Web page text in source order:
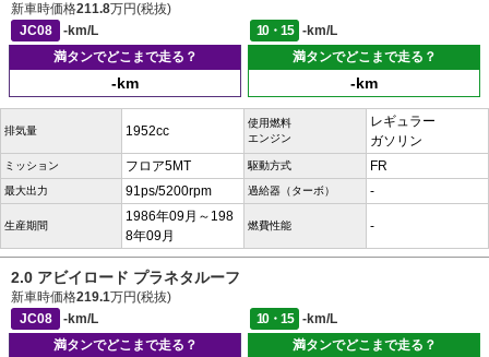
新車時価格211.8万円(税抜)
JC08
-km/L 10・15
-km/L
満タンでどこまで走る？
-km
満タンでどこまで走る？
-km
排気量 1952cc
使用燃料
エンジン
レギュラー
ガソリン
ミッション フロア5MT 駆動方式 FR
最大出力 91ps/5200rpm 過給器（ターボ） -
生産期間
1986年09月～198
8年09月
燃費性能 -
2.0 アビイロード プラネタルーフ
新車時価格219.1万円(税抜)
JC08
-km/L 10・15
-km/L
満タンでどこまで走る？
満タンでどこまで走る？